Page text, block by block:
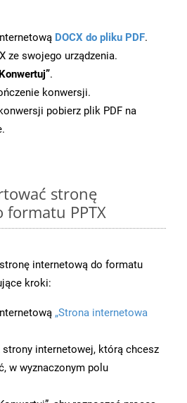
DOCX do pliku PDF.
ze swojego urządzenia.
.
konwersji.
pobierz plik PDF na
stronę
PPTX
internetową do formatu
kroki:
„Strona internetowa
strony internetowej, którą chcesz
w wyznaczonym polu